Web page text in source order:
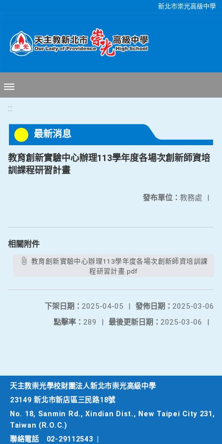
新北市崇光高級中學
:::
最新消息
教育創新實驗中心辦理113學年度各場次創新師資培
訓課程研習計畫
發布單位： 教務處 |
相關附件
程研習計畫.pdf
發佈日期： 2025-03-06
下架日期： 2025-04-05
|
最後更新日期： 2025-03-06 |
點擊率： 289 |
天主教崇光學校財團法人新北市崇光高級中學
23149 新北市新店區三民路18號
No. 18, Sanmin Rd., Xindian Dist., New Taipei City 231,
Taiwan (R.O.C.)
聯絡電話
02-29112543